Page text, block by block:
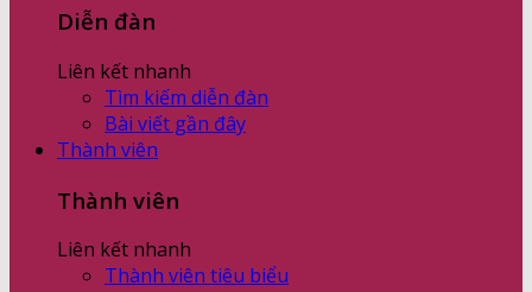
Diễn đàn
Liên kết nhanh
Tìm kiếm diễn đàn
Bài viết gần đây
Thành viên
Thành viên
Liên kết nhanh
Thành viên tiêu biểu